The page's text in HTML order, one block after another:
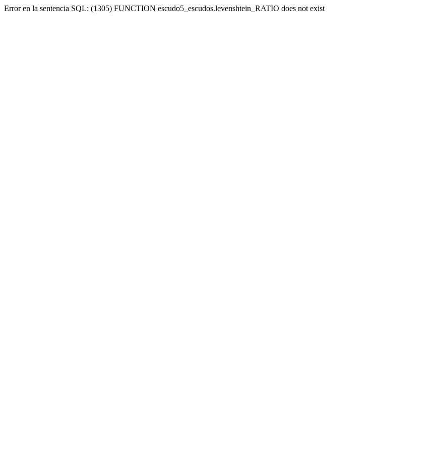
Error en la sentencia SQL: (1305) FUNCTION escudo5_escudos.levenshtein_RATIO does not exist